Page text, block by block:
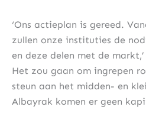
‘Ons actieplan is gereed.
zullen onze instituties de
en deze delen met de
Het zou gaan om ingrepen
steun aan het midden- en
Albayrak komen er geen